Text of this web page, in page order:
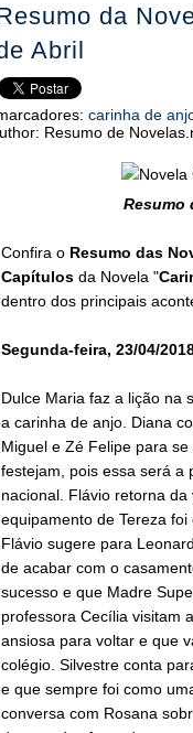
da
Abril
carinha de
Resumo de
Resumo
Confira o Resumo das
Capítulosda Novela "
dentro dos principais
Segunda-feira, 23/04/
Dulce Maria faz a lição na
a carinha de anjo. Diana
Miguel e Zé Felipe para
festejam, pois essa será a
nacional. Flávio retorna
equipamento de Tereza
Flávio sugere para
de acabar com o
sucesso e que Madre
professora Cecília visitam
ansiosa para voltar e que
colégio. Silvestre conta
e que sempre foi como
conversa com Rosana